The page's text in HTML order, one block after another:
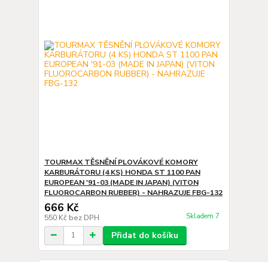
TOURMAX TĚSNĚNÍ PLOVÁKOVÉ KOMORY
KARBURÁTORU (4 KS) HONDA ST 1100 PAN
EUROPEAN '91-03 (MADE IN JAPAN) (VITON
FLUOROCARBON RUBBER) - NAHRAZUJE FBG-132
666 Kč
550 Kč bez DPH Skladem 7
Přidat do košíku